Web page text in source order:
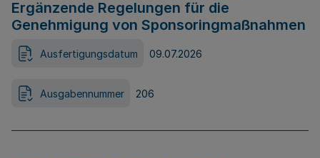
Ergänzende Regelungen für die
Genehmigung von Sponsoringmaßnahmen
Ausfertigungsdatum 09.07.2026
Ausgabennummer 206